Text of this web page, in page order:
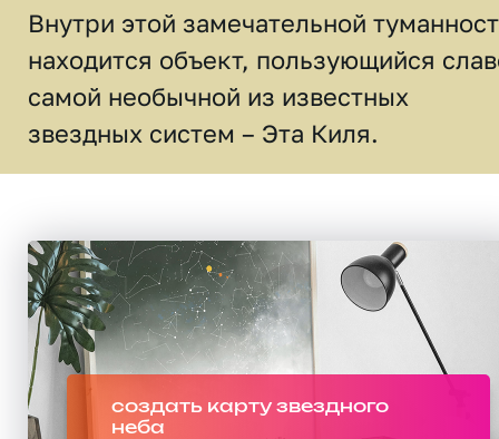
Внутри этой замечательной
находится объект, пользующийся
самой необычной из известных
звездных систем – Эта Киля.
создать карту звездного
неба